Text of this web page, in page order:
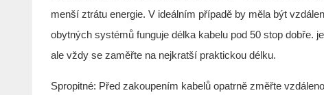
menší ztrátu energie. V ideálním případě by měla být
obytných systémů funguje délka kabelu pod 50 stop dobře.
ale vždy se zaměřte na nejkratší praktickou délku.
Spropitné: Před zakoupením kabelů opatrně změřte